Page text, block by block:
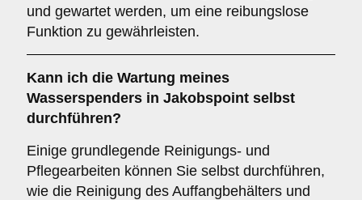
und gewartet werden, um eine reibungslose
Funktion zu gewährleisten.
Kann ich die Wartung meines
Wasserspenders in Jakobspoint selbst
durchführen?
Einige grundlegende Reinigungs- und
Pflegearbeiten können Sie selbst durchführen,
wie die Reinigung des Auffangbehälters und